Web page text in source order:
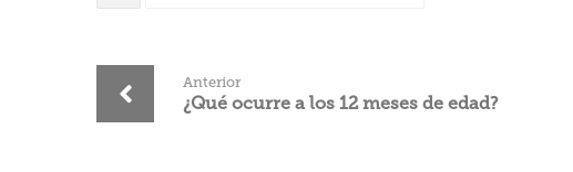
Anterior
¿Qué ocurre a los 12 meses de edad?